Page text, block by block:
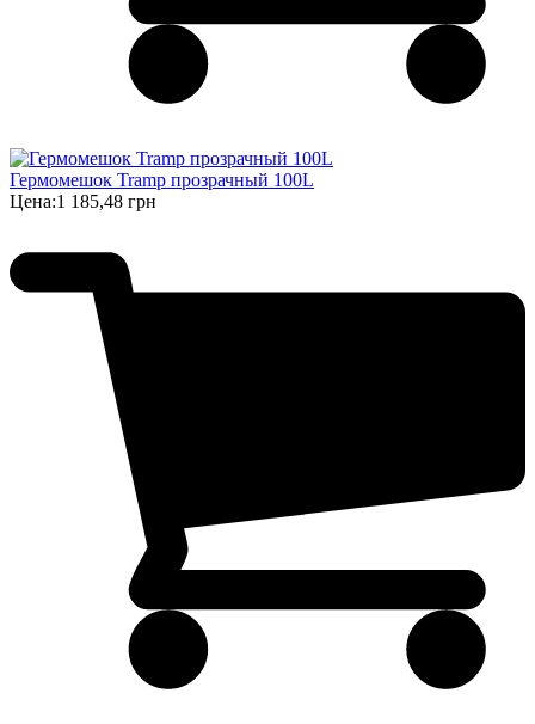
Гермомешок Tramp прозрачный 100L
Цена:1 185,48 грн